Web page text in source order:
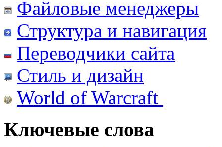
Файловые менеджеры
Структура и навигация
Переводчики сайта
Стиль и дизайн
World of Warcraft
Ключевые слова